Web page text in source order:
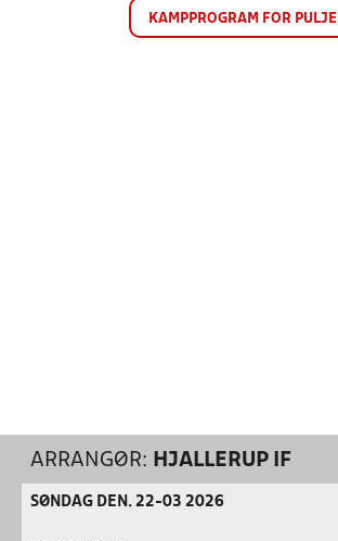
KAMPPROGRAM FOR PULJE
ARRANGØR: HJALLERUP IF
SØNDAG DEN. 22-03 2026